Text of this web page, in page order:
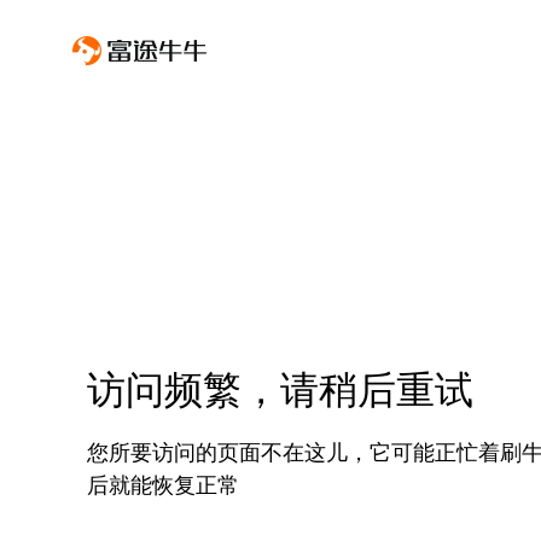
访问频繁，请稍后重试
您所要访问的页面不在这儿，它可能正忙着刷
后就能恢复正常